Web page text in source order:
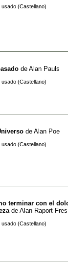
usado (Castellano)
de Alan Pauls
usado (Castellano)
de Alan Poe
usado (Castellano)
terminar con el
de Alan Raport
usado (Castellano)